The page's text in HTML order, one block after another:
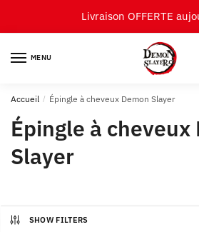
Livraison OFFERTE
MENU
Accueil / Épingle à cheveux Demon Slayer
Épingle à cheveux
Slayer
SHOW FILTERS